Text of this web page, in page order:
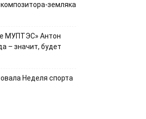
земляка
МУПТЭС» Антон
– значит, будет
Неделя спорта